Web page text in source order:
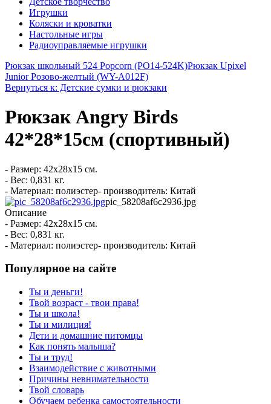
Игрушки
Коляски и кроватки
Настольные игры
Радиоуправляемые игрушки
Рюкзак школьный 524 Popcorn (PO14-524K)Рюкзак Upixel
Junior Розово-желтый (WY-A012F)
Вернуться к: Детские сумки и рюкзаки
Рюкзак Angry Birds
42*28*15см (спортивный)
- Размер: 42х28х15 см.
- Вес: 0,831 кг.
- Материал: полиэстер- производитель: Китай
pic_58208af6c2936.jpg
Описание
- Размер: 42х28х15 см.
- Вес: 0,831 кг.
- Материал: полиэстер- производитель: Китай
Популярное на сайте
Ты и деньги!
Твой возраст - твои права!
Ты и школа!
Ты и милиция!
Дети и домашние питомцы
Как понять малыша?
Ты и труд!
Взаимодействие с животными
Причины невнимательности
Твой словарь
Обучаем ребенка самостоятельности